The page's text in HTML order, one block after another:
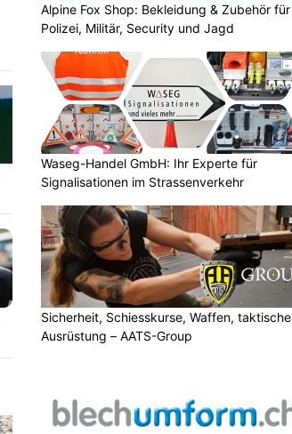
Alpine Fox Shop: Bekleidung & Zubehör für
Polizei, Militär, Security und Jagd
Waseg-Handel GmbH: Ihr Experte für
Signalisationen im Strassenverkehr
Sicherheit, Schiesskurse, Waffen, taktische
Ausrüstung – AATS-Group